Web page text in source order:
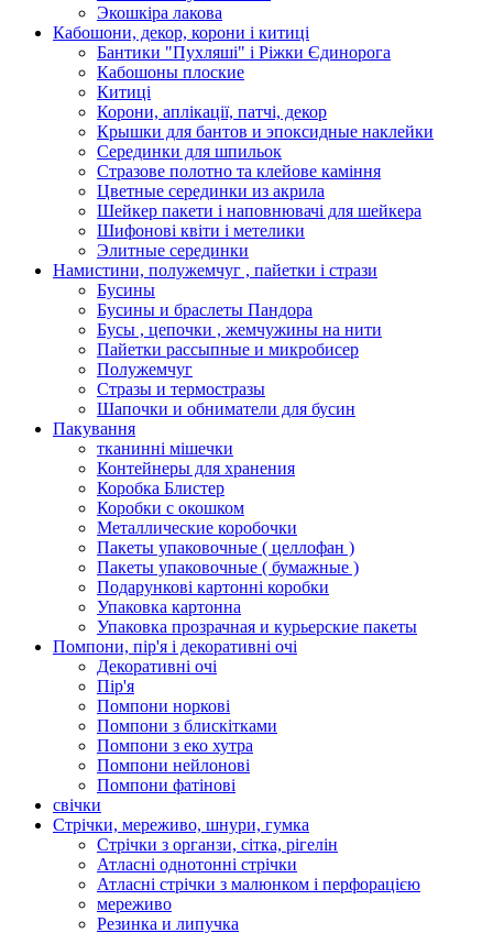
Экошкiра лакова
Кабошони, декор, корони і китиці
Бантики "Пухляші" і Ріжки Єдинорога
Кабошоны плоские
Китиці
Корони, аплікації, патчі, декор
Крышки для бантов и эпоксидные наклейки
Серединки для шпильок
Стразове полотно та клейове каміння
Цветные серединки из акрила
Шейкер пакети і наповнювачі для шейкера
Шифонові квіти і метелики
Элитные серединки
Намистини, полужемчуг , пайетки і стрази
Бусины
Бусины и браслеты Пандора
Бусы , цепочки , жемчужины на нити
Пайетки рассыпные и микробисер
Полужемчуг
Стразы и термостразы
Шапочки и обниматели для бусин
Пакування
тканинні мішечки
Контейнеры для хранения
Коробка Блистер
Коробки с окошком
Металлические коробочки
Пакеты упаковочные ( целлофан )
Пакеты упаковочные ( бумажные )
Подарункові картонні коробки
Упаковка картонна
Упаковка прозрачная и курьерские пакеты
Помпони, пір'я і декоративні очі
Декоративні очі
Пір'я
Помпони норкові
Помпони з блискітками
Помпони з еко хутра
Помпони нейлонові
Помпони фатінові
свічки
Стрічки, мереживо, шнури, гумка
Стрічки з органзи, сітка, рігелін
Атласні однотонні стрічки
Атласні стрічки з малюнком і перфорацією
мереживо
Резинка и липучка